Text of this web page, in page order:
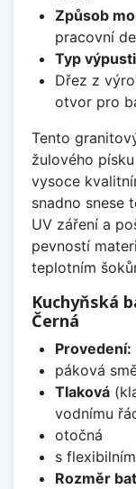
Způsob
pracovní
Typ
Dřez z
otvor pro
Tento
žulového
vysoce
snadno snese
UV záření a
pevností
teplotním
Kuchyňská
Černá
Provedení:
páková
Tlaková
vodnímu
otočná
s
Rozměr